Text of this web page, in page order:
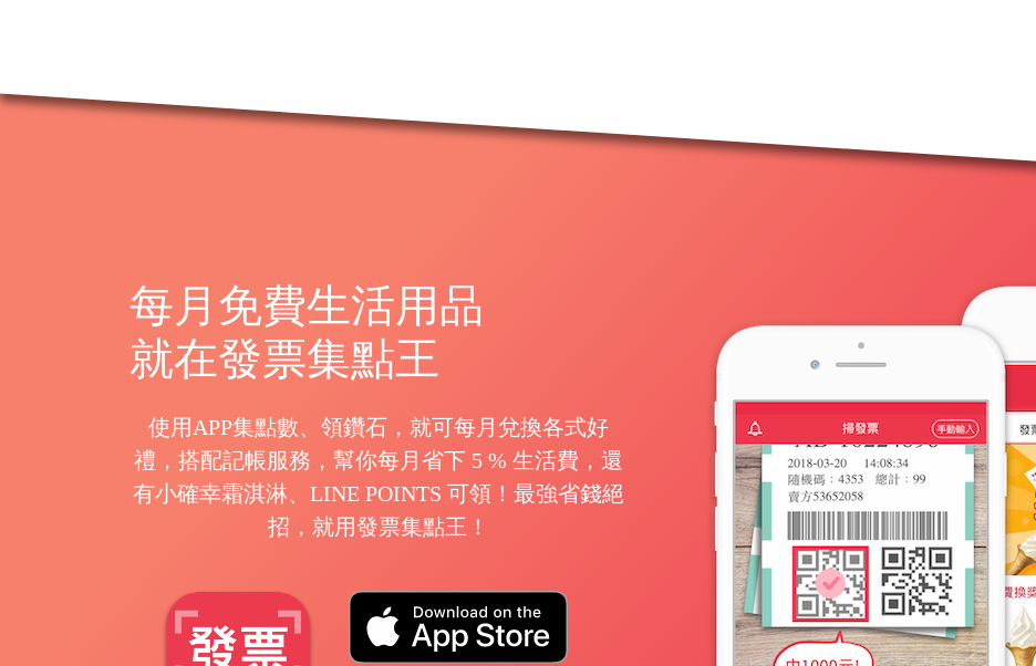
每月免費生活用品
就在發票集點王
使用APP集點數、領鑽石，就可每月兌換各式好
禮，搭配記帳服務，幫你每月省下 5 % 生活費，還
有小確幸霜淇淋、LINE POINTS 可領！最強省錢絕
招，就用發票集點王！